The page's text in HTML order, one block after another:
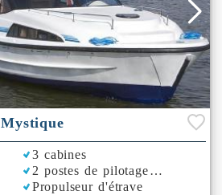
Mystique
3 cabines
2 postes de pilotage
Propulseur d'étrave